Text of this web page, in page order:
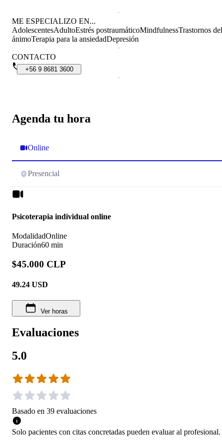
Agenda tu hora
Online
Presencial
Psicoterapia individual online
ModalidadOnline
Duración60 min
$45.000 CLP
49.24 USD
Ver horas
Evaluaciones
5.0
Basado en 39 evaluaciones
Solo pacientes con citas concretadas pueden evaluar al profesional.
ME ESPECIALIZO EN...
AdolescentesAdultoEstrés postraumáticoMindfulnessTrastornos del
ánimoTerapia para la ansiedadDepresión
CONTACTO
+56 9 8681 3600